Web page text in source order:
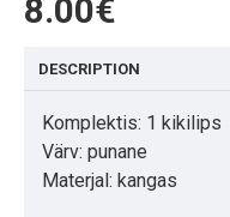
8.00€
DESCRIPTION
Komplektis: 1 kikilips
Värv: punane
Materjal: kangas